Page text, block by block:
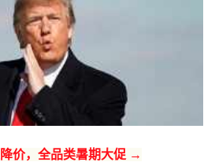
价，全品类暑期大促 →